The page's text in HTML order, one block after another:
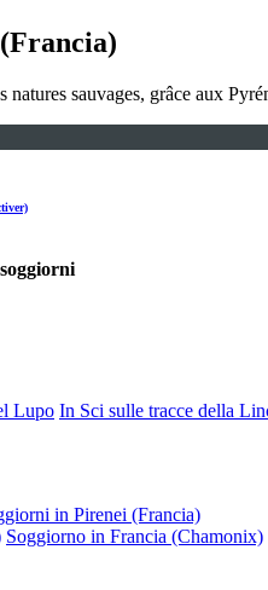
sauvages, grâce aux
soggiorni
Lupo In Sci sulle tracce della
in Pirenei (Francia)
Soggiorno in Francia (Chamonix)